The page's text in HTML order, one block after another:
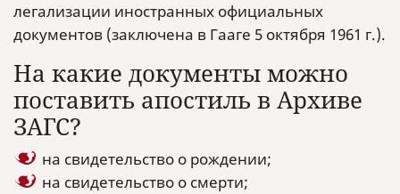
легализации иностранных официальных
документов (заключена в Гааге 5 октября 1961 г.).
На какие документы можно
поставить апостиль в Архиве
ЗАГС?
на свидетельство о рождении;
на свидетельство о смерти;